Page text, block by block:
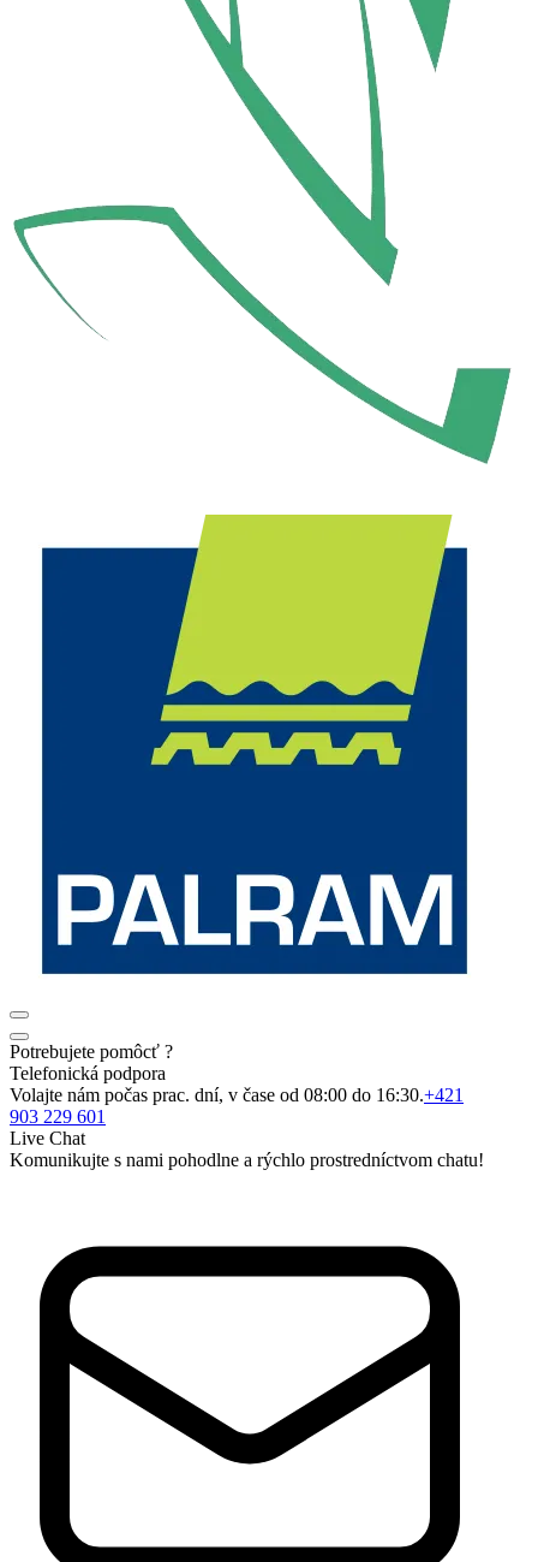
Potrebujete pomôcť ?
Telefonická podpora
Volajte nám počas prac. dní, v čase od 08:00 do 16:30.+421
903 229 601
Live Chat
Komunikujte s nami pohodlne a rýchlo prostredníctvom chatu!